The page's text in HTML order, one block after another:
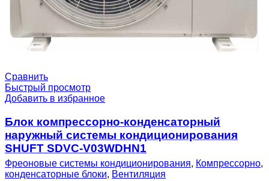
Сравнить
Быстрый просмотр
Добавить в избранное
Блок компрессорно-конденсаторный
наружный системы кондиционирования
SHUFT SDVC-V03WDHN1
Фреоновые системы кондиционирования, Компрессорно,
конденсаторные блоки, Вентиляция